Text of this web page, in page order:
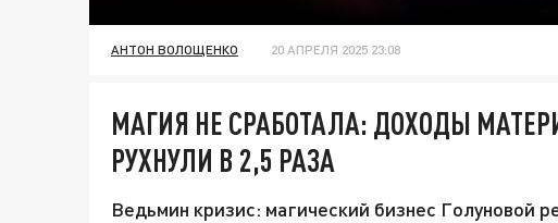
АНТОН ВОЛОЩЕНКО 20 АПРЕЛЯ 2025 23:08
МАГИЯ НЕ СРАБОТАЛА: ДОХОДЫ
РУХНУЛИ В 2,5 РАЗА
Ведьмин кризис: магический бизнес Голуновой